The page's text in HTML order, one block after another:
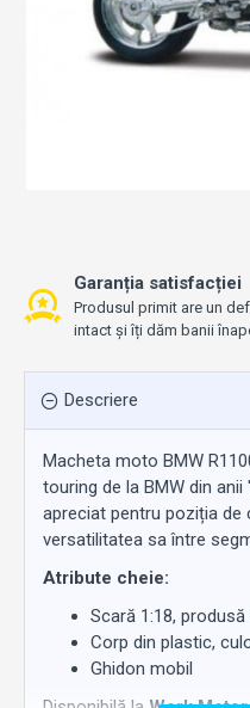
Garanția satisfacției
Produsul primit are un
intact și îți dăm banii
Descriere
Macheta moto BMW
touring de la BMW din
apreciat pentru poziția de
versatilitatea sa între
Atribute cheie:
Scară 1:18,
Corp din plastic,
Ghidon mobil